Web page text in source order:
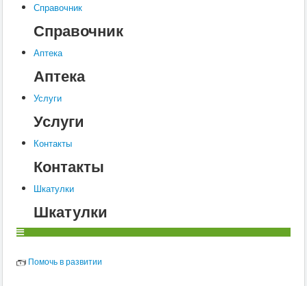
Шкатулки
Справочник
Справочник
Аптека
Аптека
Услуги
Услуги
Контакты
Контакты
Шкатулки
Шкатулки
Помочь в развитии